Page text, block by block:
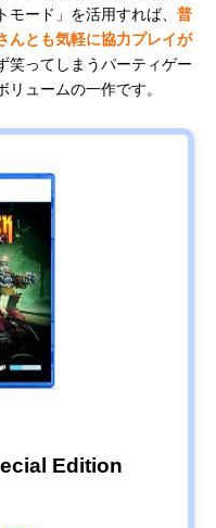
ード」を活用すれば、 普
んとも気軽に協力プレイが
笑ってしまうパーティゲー
ュームの一作です。
Edition